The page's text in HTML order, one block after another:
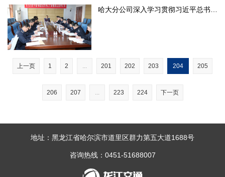
推广基层工作中的好经验、好做法，充分发
挥各类典型的示范引领作用，全力推动“五个
上一页 1 2 ... 201 202 203 204 205
206 207 ... 223 224 下一页
地址：黑龙江省哈尔滨市道里区群力第五大道1688号
咨询热线：0451-51688007